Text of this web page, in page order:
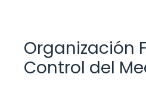
Organización
Control del